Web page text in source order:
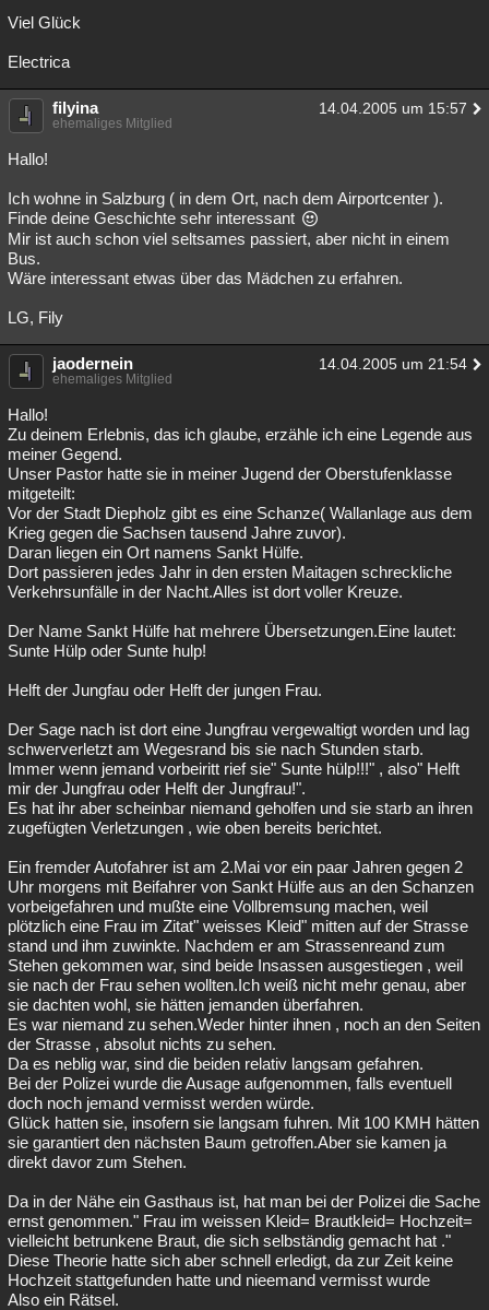
Viel Glück
Electrica
filyina 14.04.2005 um 15:57
ehemaliges Mitglied
Hallo!
Ich wohne in Salzburg ( in dem Ort, nach dem Airportcenter ).
Finde deine Geschichte sehr interessant
Mir ist auch schon viel seltsames passiert, aber nicht in einem
Bus.
Wäre interessant etwas über das Mädchen zu erfahren.
LG, Fily
jaodernein 14.04.2005 um 21:54
ehemaliges Mitglied
Hallo!
Zu deinem Erlebnis, das ich glaube, erzähle ich eine Legende aus
meiner Gegend.
Unser Pastor hatte sie in meiner Jugend der Oberstufenklasse
mitgeteilt:
Vor der Stadt Diepholz gibt es eine Schanze( Wallanlage aus dem
Krieg gegen die Sachsen tausend Jahre zuvor).
Daran liegen ein Ort namens Sankt Hülfe.
Dort passieren jedes Jahr in den ersten Maitagen schreckliche
Verkehrsunfälle in der Nacht.Alles ist dort voller Kreuze.
Der Name Sankt Hülfe hat mehrere Übersetzungen.Eine lautet:
Sunte Hülp oder Sunte hulp!
Helft der Jungfau oder Helft der jungen Frau.
Der Sage nach ist dort eine Jungfrau vergewaltigt worden und lag
schwerverletzt am Wegesrand bis sie nach Stunden starb.
Immer wenn jemand vorbeiritt rief sie" Sunte hülp!!!" , also" Helft
mir der Jungfrau oder Helft der Jungfrau!".
Es hat ihr aber scheinbar niemand geholfen und sie starb an ihren
zugefügten Verletzungen , wie oben bereits berichtet.
Ein fremder Autofahrer ist am 2.Mai vor ein paar Jahren gegen 2
Uhr morgens mit Beifahrer von Sankt Hülfe aus an den Schanzen
vorbeigefahren und mußte eine Vollbremsung machen, weil
plötzlich eine Frau im Zitat" weisses Kleid" mitten auf der Strasse
stand und ihm zuwinkte. Nachdem er am Strassenreand zum
Stehen gekommen war, sind beide Insassen ausgestiegen , weil
sie nach der Frau sehen wollten.Ich weiß nicht mehr genau, aber
sie dachten wohl, sie hätten jemanden überfahren.
Es war niemand zu sehen.Weder hinter ihnen , noch an den Seiten
der Strasse , absolut nichts zu sehen.
Da es neblig war, sind die beiden relativ langsam gefahren.
Bei der Polizei wurde die Ausage aufgenommen, falls eventuell
doch noch jemand vermisst werden würde.
Glück hatten sie, insofern sie langsam fuhren. Mit 100 KMH hätten
sie garantiert den nächsten Baum getroffen.Aber sie kamen ja
direkt davor zum Stehen.
Da in der Nähe ein Gasthaus ist, hat man bei der Polizei die Sache
ernst genommen." Frau im weissen Kleid= Brautkleid= Hochzeit=
vielleicht betrunkene Braut, die sich selbständig gemacht hat ."
Diese Theorie hatte sich aber schnell erledigt, da zur Zeit keine
Hochzeit stattgefunden hatte und nieemand vermisst wurde
Also ein Rätsel.